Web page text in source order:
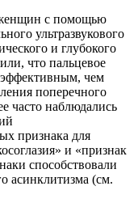
с помощью
ультразвукового
и глубокого
что пальцевое
эффективным, чем
поперечного
часто наблюдались
признака для
и «признак
способствовали
асинклитизма (см.